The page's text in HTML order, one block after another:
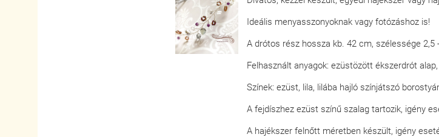
Ideális menyasszonyoknak vagy fotózáshoz is!
A drótos rész hossza kb. 42 cm, szélessége 2,5
Felhasznált anyagok: ezüstözött ékszerdrót
Színek: ezüst, lila, lilába hajló színjátszó
A fejdíszhez ezüst színű szalag tartozik, igény
A hajékszer felnőtt méretben készült, igény